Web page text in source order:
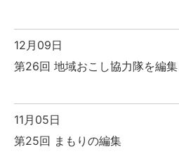
12月09日
第26回 地域おこし協力隊を編集
11月05日
第25回 まもりの編集